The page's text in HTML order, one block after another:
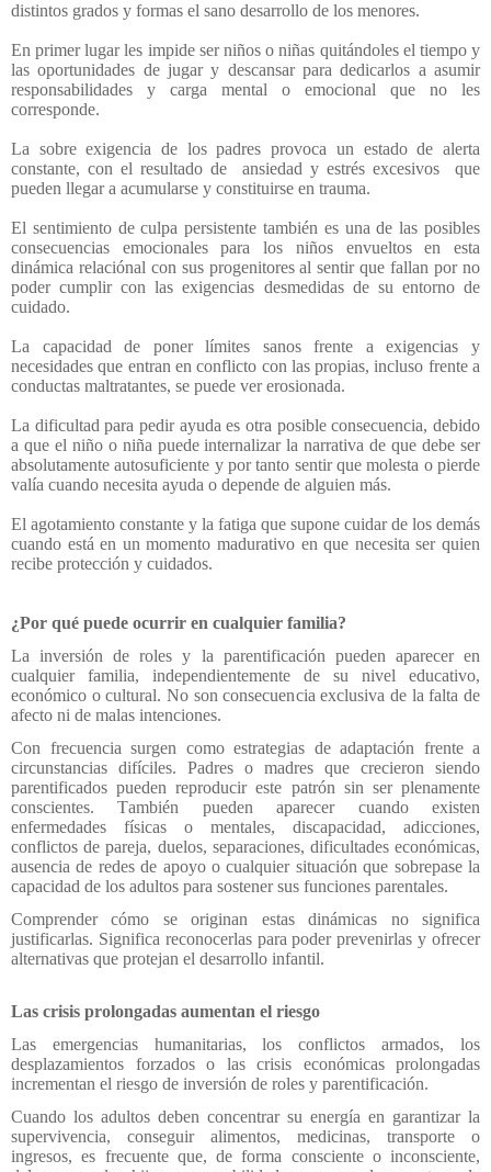
distintos grados y formas el sano desarrollo de los menores.
En primer lugar les impide ser niños o niñas quitándoles el tiempo y
las oportunidades de jugar y descansar para dedicarlos a asumir
responsabilidades y carga mental o emocional que no les
corresponde.
La sobre exigencia de los padres provoca un estado de alerta
constante, con el resultado de ansiedad y estrés excesivos que
pueden llegar a acumularse y constituirse en trauma.
El sentimiento de culpa persistente también es una de las posibles
consecuencias emocionales para los niños envueltos en esta
dinámica relaciónal con sus progenitores al sentir que fallan por no
poder cumplir con las exigencias desmedidas de su entorno de
cuidado.
La capacidad de poner límites sanos frente a exigencias y
necesidades que entran en conflicto con las propias, incluso frente a
conductas maltratantes, se puede ver erosionada.
La dificultad para pedir ayuda es otra posible consecuencia, debido
a que el niño o niña puede internalizar la narrativa de que debe ser
absolutamente autosuficiente y por tanto sentir que molesta o pierde
valía cuando necesita ayuda o depende de alguien más.
El agotamiento constante y la fatiga que supone cuidar de los demás
cuando está en un momento madurativo en que necesita ser quien
recibe protección y cuidados.
¿Por qué puede ocurrir en cualquier familia?
La inversión de roles y la parentificación pueden aparecer en
cualquier familia, independientemente de su nivel educativo,
económico o cultural. No son consecuencia exclusiva de la falta de
afecto ni de malas intenciones.
Con frecuencia surgen como estrategias de adaptación frente a
circunstancias difíciles. Padres o madres que crecieron siendo
parentificados pueden reproducir este patrón sin ser plenamente
conscientes. También pueden aparecer cuando existen
enfermedades físicas o mentales, discapacidad, adicciones,
conflictos de pareja, duelos, separaciones, dificultades económicas,
ausencia de redes de apoyo o cualquier situación que sobrepase la
capacidad de los adultos para sostener sus funciones parentales.
Comprender cómo se originan estas dinámicas no significa
justificarlas. Significa reconocerlas para poder prevenirlas y ofrecer
alternativas que protejan el desarrollo infantil.
Las crisis prolongadas aumentan el riesgo
Las emergencias humanitarias, los conflictos armados, los
desplazamientos forzados o las crisis económicas prolongadas
incrementan el riesgo de inversión de roles y parentificación.
Cuando los adultos deben concentrar su energía en garantizar la
supervivencia, conseguir alimentos, medicinas, transporte o
ingresos, es frecuente que, de forma consciente o inconsciente,